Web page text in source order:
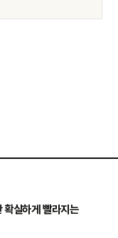
실하게 빨라지는